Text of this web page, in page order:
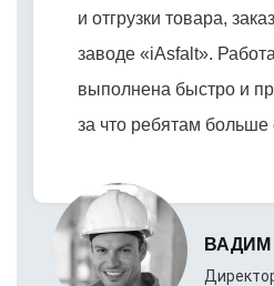
и отгрузки товара,
заводе «iAsfalt».
выполнена быстро и
за что ребятам больше
ВАДИМ